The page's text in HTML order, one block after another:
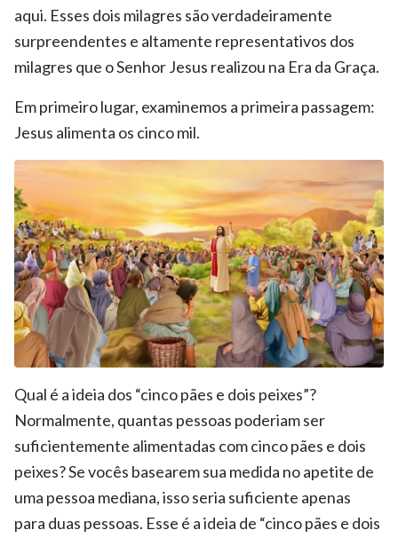
aqui. Esses dois milagres são verdadeiramente
surpreendentes e altamente representativos dos
milagres que o Senhor Jesus realizou na Era da Graça.
Em primeiro lugar, examinemos a primeira passagem:
Jesus alimenta os cinco mil.
Qual é a ideia dos “cinco pães e dois peixes”?
Normalmente, quantas pessoas poderiam ser
suficientemente alimentadas com cinco pães e dois
peixes? Se vocês basearem sua medida no apetite de
uma pessoa mediana, isso seria suficiente apenas
para duas pessoas. Esse é a ideia de “cinco pães e dois